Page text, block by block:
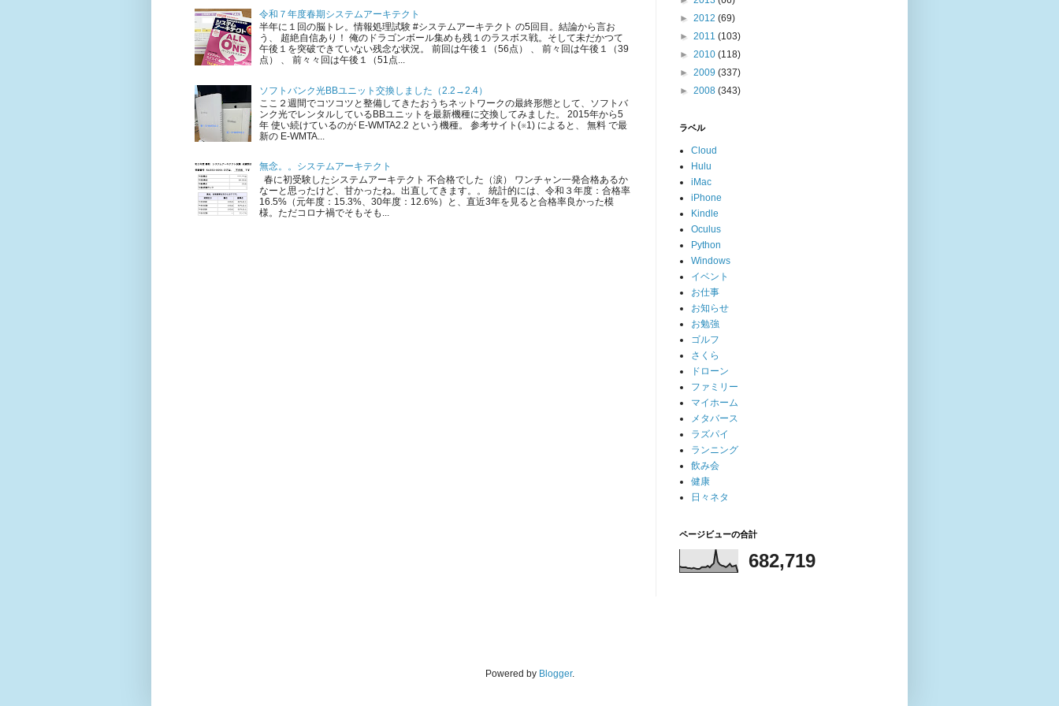
令和７年度春期システムアーキテクト
半年に１回の脳トレ。情報処理試験 #システムアーキテクト の5回目。結論から言お
う、 超絶自信あり！ 俺のドラゴンボール集めも残１のラスボス戦。そして未だかつて
午後１を突破できていない残念な状況。 前回は午後１（56点） 、 前々回は午後１（39
点） 、 前々々回は午後１（51点...
ソフトバンク光BBユニット交換しました（2.2→2.4）
ここ２週間でコツコツと整備してきたおうちネットワークの最終形態として、ソフトバ
ンク光でレンタルしているBBユニットを最新機種に交換してみました。 2015年から5
年 使い続けているのが E-WMTA2.2 という機種。 参考サイト(※1) によると、 無料 で最
新の E-WMTA...
無念。。システムアーキテクト
春に初受験したシステムアーキテクト 不合格でした（涙） ワンチャン一発合格あるか
なーと思ったけど、甘かったね。出直してきます。。 統計的には、令和３年度：合格率
16.5%（元年度：15.3%、30年度：12.6%）と、直近3年を見ると合格率良かった模
様。ただコロナ禍でそもそも...
► 2012 (69)
► 2011 (103)
► 2010 (118)
► 2009 (337)
► 2008 (343)
ラベル
Cloud
Hulu
iMac
iPhone
Kindle
Oculus
Python
Windows
イベント
お仕事
お知らせ
お勉強
ゴルフ
さくら
ドローン
ファミリー
マイホーム
メタバース
ラズパイ
ランニング
飲み会
健康
日々ネタ
ページビューの合計
682,719
Powered by Blogger.